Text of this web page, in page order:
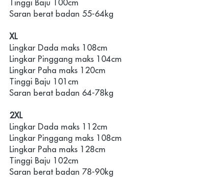
Tinggi Baju 100cm
Saran berat badan 55-64kg
XL
Lingkar Dada maks 108cm
Lingkar Pinggang maks 104cm
Lingkar Paha maks 120cm
Tinggi Baju 101cm
Saran berat badan 64-78kg
2XL
Lingkar Dada maks 112cm
Lingkar Pinggang maks 108cm
Lingkar Paha maks 128cm
Tinggi Baju 102cm
Saran berat badan 78-90kg